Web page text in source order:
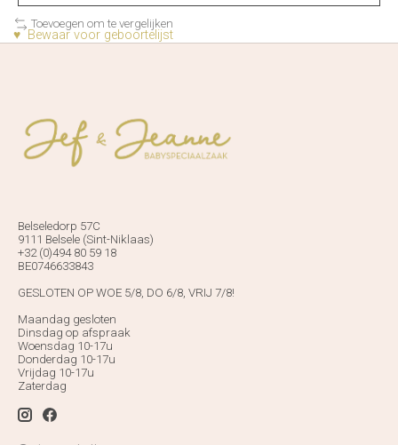
Toevoegen om te vergelijken
♥ Bewaar voor geboortelijst
Belseledorp 57C
9111 Belsele (Sint-Niklaas)
+32 (0)494 80 59 18
BE0746633843
GESLOTEN OP WOE 5/8, DO 6/8, VRIJ 7/8!
Maandag gesloten
Dinsdag op afspraak
Woensdag 10-17u
Donderdag 10-17u
Vrijdag 10-17u
Zaterdag